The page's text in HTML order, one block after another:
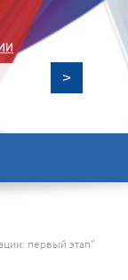
первый этап"